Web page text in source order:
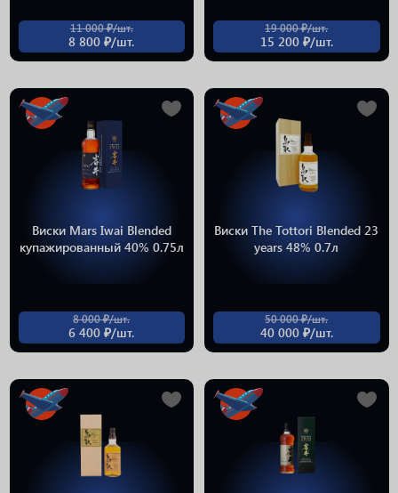
11 000 ₽/шт.
8 800 ₽/шт.
19 000 ₽/шт.
15 200 ₽/шт.
Виски Mars Iwai Blended
купажированный 40% 0.75л
8 000 ₽/шт.
6 400 ₽/шт.
Виски The Tottori Blended 23
years 48% 0.7л
50 000 ₽/шт.
40 000 ₽/шт.